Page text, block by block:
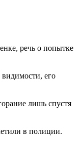
речь о попытке
его
лишь спустя
в полиции.